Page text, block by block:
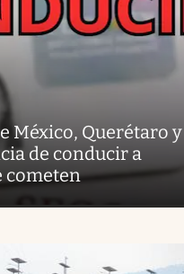
México, Querétaro y
de conducir a
cometen